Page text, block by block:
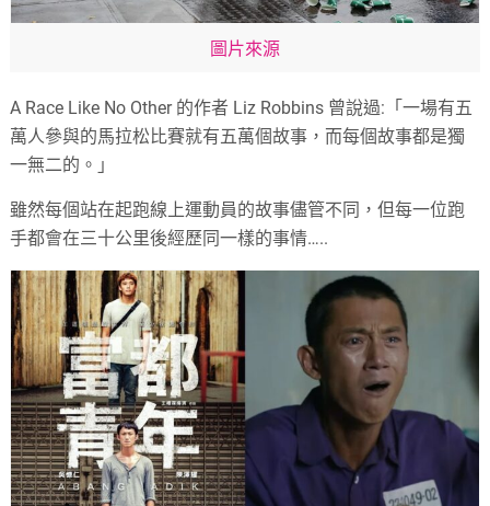
圖片來源
A Race Like No Other 的作者 Liz Robbins 曾說過:「一場有五
萬人參與的馬拉松比賽就有五萬個故事，而每個故事都是獨
一無二的。」
雖然每個站在起跑線上運動員的故事儘管不同，但每一位跑
手都會在三十公里後經歷同一樣的事情…..